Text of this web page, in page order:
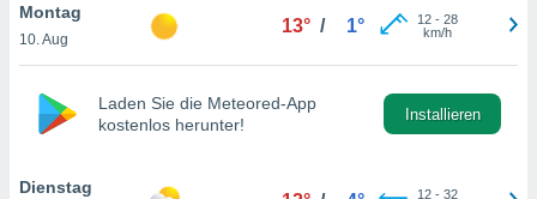
. Sie
Sie
Montag
10. Aug
13° / 1° 12- 28
km/h
Laden Sie die Meteored-App
kostenlos herunter!
Installieren
Dienstag 12- 32